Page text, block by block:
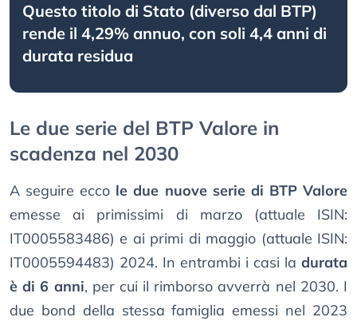
Questo titolo di Stato (diverso dal BTP)
rende il 4,29% annuo, con soli 4,4 anni di
durata residua
Le due serie del BTP Valore in
scadenza nel 2030
A seguire ecco le due nuove serie di BTP Valore
emesse ai primissimi di marzo (attuale ISIN:
IT0005583486) e ai primi di maggio (attuale ISIN:
IT0005594483) 2024. In entrambi i casi la durata
è di 6 anni, per cui il rimborso avverrà nel 2030. I
due bond della stessa famiglia emessi nel 2023